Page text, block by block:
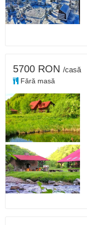
5700 RON /casă
Fără masă